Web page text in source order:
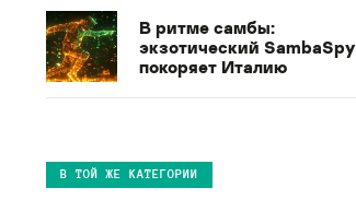
В ритме самбы:
экзотический SambaSpy
покоряет Италию
В ТОЙ ЖЕ КАТЕГОРИИ